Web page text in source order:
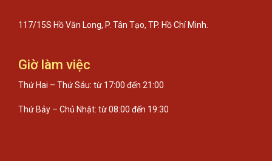
117/15S Hồ Văn Long, P. Tân Tạo, TP. Hồ Chí Minh.
Giờ làm việc
Thứ Hai – Thứ Sáu: từ 17:00 đến 21:00
Thứ Bảy – Chủ Nhật: từ 08:00 đến 19:30